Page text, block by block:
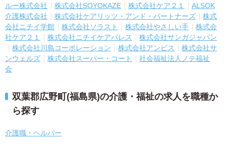
ルー株式会社
株式会社SOYOKAZE 株式会社ケア２１
ALSOK
介護株式会社
株式会社ケアリッツ・アンド・パートナーズ
株式
会社ニチイ学館
株式会社ソラスト 株式会社やさしい手
株式会
社ケア２１
株式会社ニチイケアパレス
株式会社サンガジャパン
株式会社川島コーポレーション
株式会社アンビス
株式会社サ
ンウェルズ
株式会社スーパー・コート
社会福祉法人ノテ福祉
会
双葉郡広野町(福島県)の介護・福祉の求人を職種か
ら探す
介護職・ヘルパー